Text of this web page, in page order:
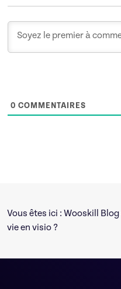
0 COMMENTAIRES
Vous êtes ici : Wooskill Blog
vie en visio ?